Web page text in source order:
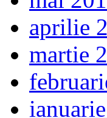
aprilie
martie